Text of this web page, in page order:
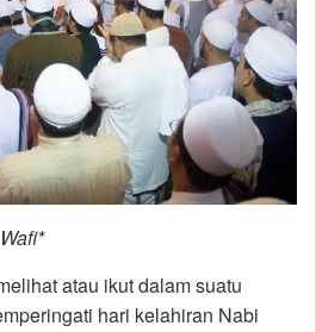
atau ikut dalam suatu
hari kelahiran Nabi